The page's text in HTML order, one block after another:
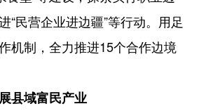
“民营企业进边疆”等行动。用足
机制，全力推进15个合作边境
县域富民产业